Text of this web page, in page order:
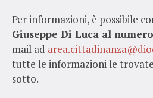
Per informazioni, è possibile
Giuseppe Di Luca al
mail ad
tutte le informazioni le
sotto.